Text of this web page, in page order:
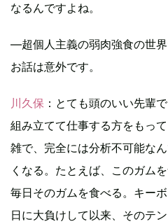
なるんですよね。
―超個人主義の弱肉強食の世
お話は意外です。
川久保 ：とても頭のいい先輩
組み立てて仕事する方をもっ
雑で、完全には分析不可能な
くなる。たとえば、このガム
毎日そのガムを食べる。キー
日に大負けして以来、そのテ